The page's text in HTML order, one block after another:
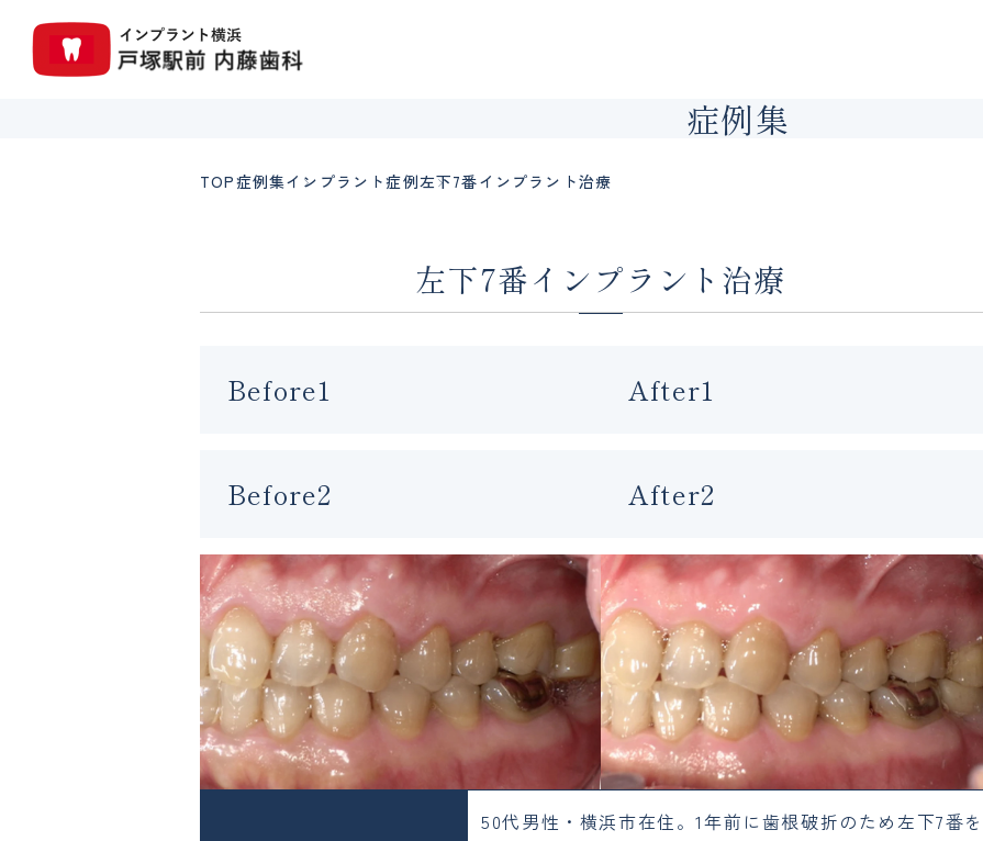
症例集
TOP症例集インプラント症例左下7番インプラント治療
左下7番インプラント治療
Before1 After1
Before2 After2
50代男性・横浜市在住。1年前に歯根破折のため左下7番を